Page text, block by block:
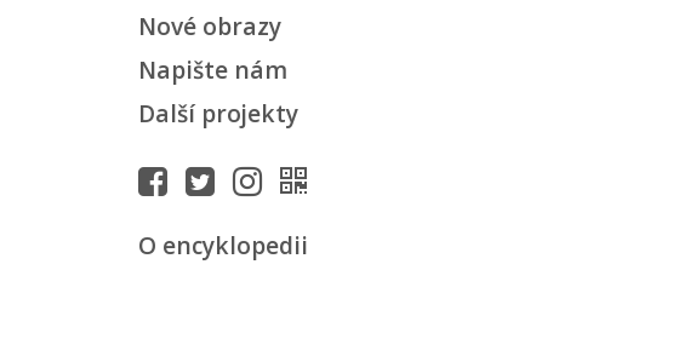
Nové obrazy
Napište nám
Další projekty
O encyklopedii